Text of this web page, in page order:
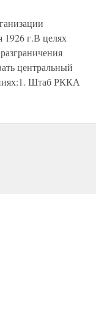
г.В целях
центральный
Штаб РККА